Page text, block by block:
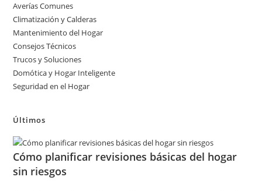
Averías Comunes
Climatización y Calderas
Mantenimiento del Hogar
Consejos Técnicos
Trucos y Soluciones
Domótica y Hogar Inteligente
Seguridad en el Hogar
Últimos
Cómo planificar revisiones básicas del hogar
sin riesgos